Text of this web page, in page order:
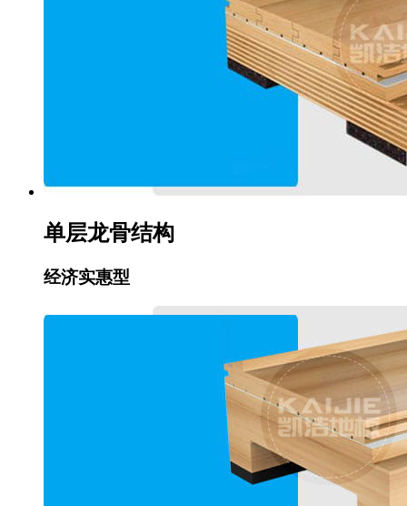
单层龙骨结构
经济实惠型